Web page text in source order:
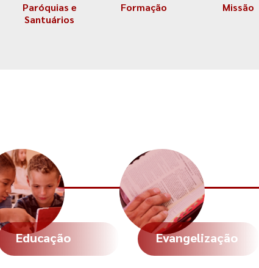
Paróquias e
Santuários
Formação Missão
Educação Evangelização